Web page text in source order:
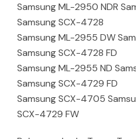
Samsung ML-2950 NDR
Samsung SCX-4728
Samsung ML-2955 DW
Samsung SCX-4728 FD
Samsung ML-2955 ND
Samsung SCX-4729 FD
Samsung SCX-4705
SCX-4729 FW